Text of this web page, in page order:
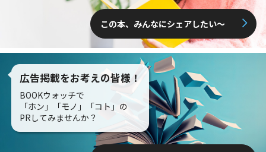
この本、みんなにシェアしたい〜
広告掲載をお考えの皆様！
BOOKウォッチで
「ホン」「モノ」「コト」の
PRしてみませんか？